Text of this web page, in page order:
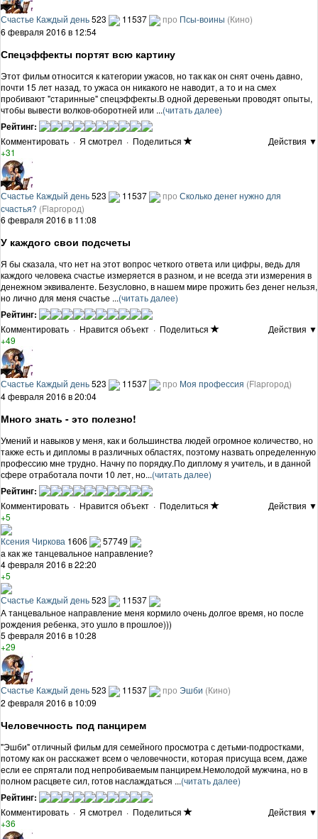
Счастье Каждый день523 11537 про Псы-воины (Кино)
6 февраля 2016 в 12:54
Спецэффекты портят всю картину
Этот фильм относится к категории ужасов, но так как он снят очень давно,
почти 15 лет назад, то ужаса он никакого не наводит, а то и на смех
пробивают "старинные" спецэффекты.В одной деревеньки проводят опыты,
чтобы вывести волков-оборотней или ...(читать далее)
Рейтинг:
Комментировать · Я смотрел · Поделиться
Действия ▼
+31
Счастье Каждый день523 11537 про Сколько денег нужно для
счастья? (Flapгород)
6 февраля 2016 в 11:08
У каждого свои подсчеты
Я бы сказала, что нет на этот вопрос четкого ответа или цифры, ведь для
каждого человека счастье измеряется в разном, и не всегда эти измерения в
денежном эквиваленте. Безусловно, в нашем мире прожить без денег нельзя,
но лично для меня счастье ...(читать далее)
Рейтинг:
Комментировать · Нравится объект · Поделиться
Действия ▼
+49
Счастье Каждый день523 11537 про Моя профессия (Flapгород)
4 февраля 2016 в 20:04
Много знать - это полезно!
Умений и навыков у меня, как и большинства людей огромное количество, но
также есть и дипломы в различных областях, поэтому назвать определенную
профессию мне трудно. Начну по порядку.По диплому я учитель, и в данной
сфере отработала почти 10 лет, но...(читать далее)
Рейтинг:
Комментировать · Нравится объект · Поделиться
Действия ▼
+5
Ксения Чиркова 1606
57749
а как же танцевальное направление?
4 февраля 2016 в 22:20
+5
Счастье Каждый день523
11537
А танцевальное направление меня кормило очень долгое время, но после
рождения ребенка, это ушло в прошлое)))
5 февраля 2016 в 10:28
+29
Счастье Каждый день523 11537 про Эшби (Кино)
2 февраля 2016 в 10:09
Человечность под панцирем
"Эшби" отличный фильм для семейного просмотра с детьми-подростками,
потому как он расскажет всем о человечности, которая присуща всем, даже
если ее спрятали под непробиваемым панцирем.Немолодой мужчина, но в
полном расцвете сил, готов наслаждаться ...(читать далее)
Рейтинг:
Комментировать · Я смотрел · Поделиться
Действия ▼
+36